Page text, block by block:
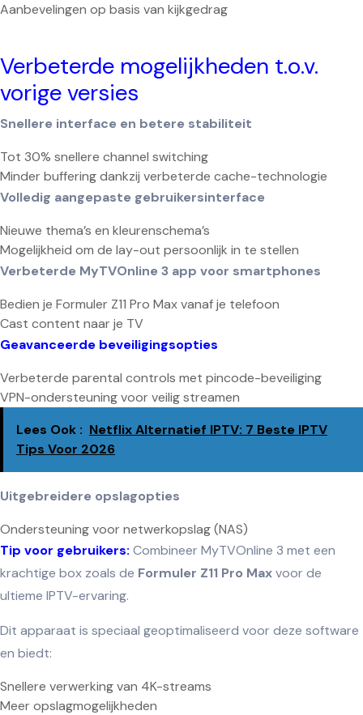
Aanbevelingen op basis van kijkgedrag
Verbeterde mogelijkheden t.o.v.
vorige versies
Snellere interface en betere stabiliteit
Tot 30% snellere channel switching
Minder buffering dankzij verbeterde cache-technologie
Volledig aangepaste gebruikersinterface
Nieuwe thema’s en kleurenschema’s
Mogelijkheid om de lay-out persoonlijk in te stellen
Verbeterde MyTVOnline 3 app voor smartphones
Bedien je Formuler Z11 Pro Max vanaf je telefoon
Cast content naar je TV
Geavanceerde beveiligingsopties
Verbeterde parental controls met pincode-beveiliging
VPN-ondersteuning voor veilig streamen
Lees Ook : Netflix Alternatief IPTV: 7 Beste IPTV
Tips Voor 2026
Uitgebreidere opslagopties
Ondersteuning voor netwerkopslag (NAS)
Tip voor gebruikers: Combineer MyTVOnline 3 met een
krachtige box zoals de Formuler Z11 Pro Maxvoor de
ultieme IPTV-ervaring.
Dit apparaat is speciaal geoptimaliseerd voor deze software
en biedt:
Snellere verwerking van 4K-streams
Meer opslagmogelijkheden